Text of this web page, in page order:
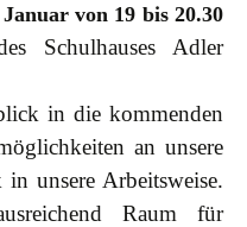
von 19 bis 20.30
Schulhauses Adler
in die kommenden
an unsere
unsere Arbeitsweise.
Raum für